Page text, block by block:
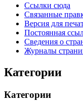
Ссылки сюда
Связанные
Версия для
Постоянная
Сведения о
Журналы
Категории
Категории